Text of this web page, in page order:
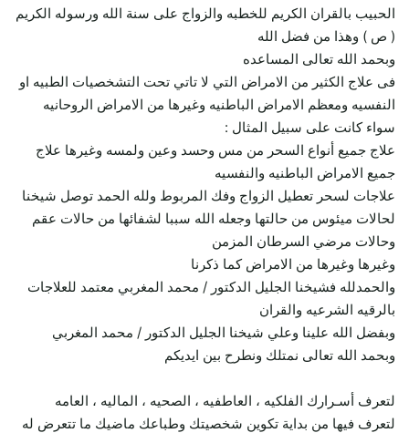
الحبيب بالقران الكريم للخطبه والزواج على سنة الله ورسوله الكريم
( ص ) وهذا من فضل الله
وبحمد الله تعالى المساعده
فى علاج الكثير من الامراض التي لا تاتي تحت التشخصيات الطبيه او
النفسيه ومعظم الامراض الباطنيه وغيرها من الامراض الروحانيه
سواء كانت على سبيل المثال :
علاج جميع أنواع السحر من مس وحسد وعين ولمسه وغيرها علاج
جميع الامراض الباطنيه والنفسيه
علاجات لسحر تعطيل الزواج وفك المربوط ولله الحمد توصل شيخنا
لحالات ميئوس من حالتها وجعله الله سببا لشفائها من حالات عقم
وحالات مرضي السرطان المزمن
وغيرها وغيرها من الامراض كما ذكرنا
والحمدلله فشيخنا الجليل الدكتور / محمد المغربي معتمد للعلاجات
بالرقيه الشرعيه والقران
وبفضل الله علينا وعلي شيخنا الجليل الدكتور / محمد المغربي
وبحمد الله تعالى نمتلك ونطرح بين ايديكم
لتعرف أسـرارك الفلكيه ، العاطفيه ، الصحيه ، الماليه ، العامه
لتعرف فيها من بداية تكوين شخصيتك وطباعك ماضيك ما تتعرض له